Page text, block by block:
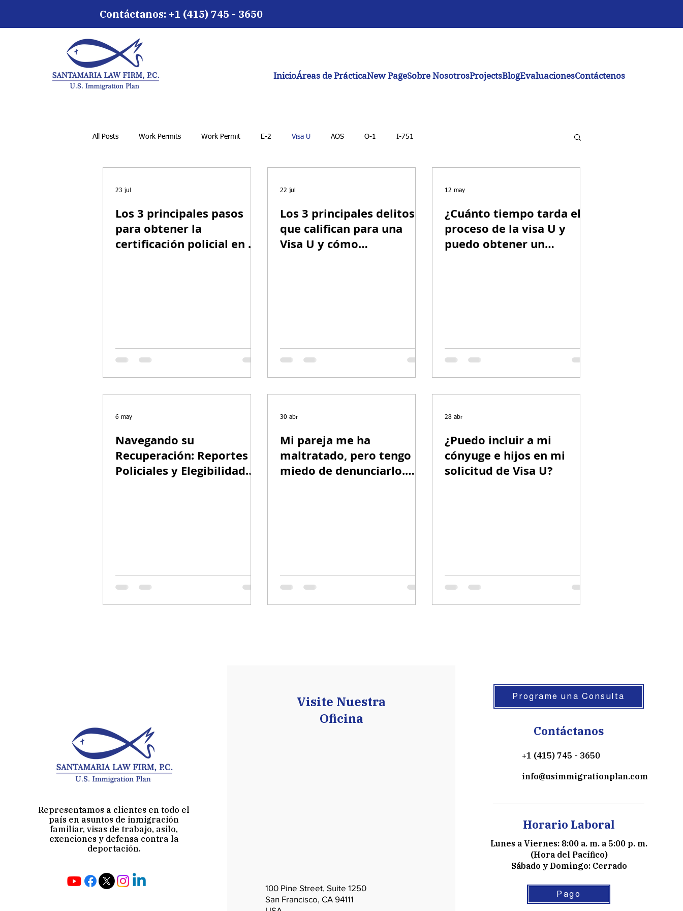
Contáctanos: +1 (415) 745 - 3650
InicioÁreas de PrácticaNew PageSobre NosotrosProjectsBlogEvaluacionesContáctenos
All Posts Work Permits Work Permit E-2 Visa U AOS O-1 I-751
Los 3 principales pasos
para obtener la
certificación policial en su
23 jul
Los 3 principales delitos
que califican para una
Visa U y cómo
22 jul
¿Cuánto tiempo tarda el
proceso de la visa U y
puedo obtener un
12 may
Navegando su
Recuperación: Reportes
Policiales y Elegibilidad
6 may
Mi pareja me ha
maltratado, pero tengo
miedo de denunciarlo.
30 abr
¿Puedo incluir a mi
cónyuge e hijos en mi
solicitud de Visa U?
28 abr
Representamos a clientes en todo el
país en asuntos de inmigración
familiar, visas de trabajo, asilo,
exenciones y defensa contra la
deportación.
Visite Nuestra
Oficina
100 Pine Street, Suite 1250
San Francisco, CA 94111
Programe una Consulta
Contáctanos
+1 (415) 745 - 3650
info@usimmigrationplan.com
Horario Laboral
Lunes a Viernes: 8:00 a. m. a 5:00 p. m.
(Hora del Pacífico)
Sábado y Domingo: Cerrado
Pago